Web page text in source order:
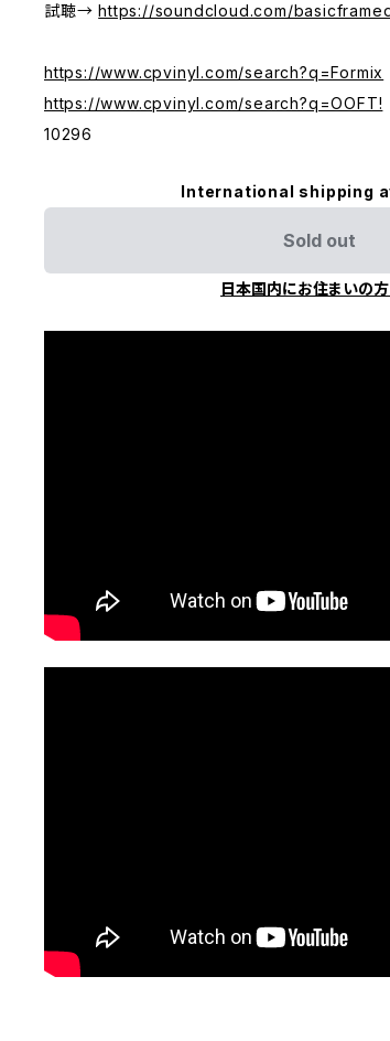
試聴→https://soundcloud.com/
https://www.cpvinyl.com/search?q=Formix
https://www.cpvinyl.com/search?q=OOFT!
10296
International shipping
Sold out
日本国内にお住まいの